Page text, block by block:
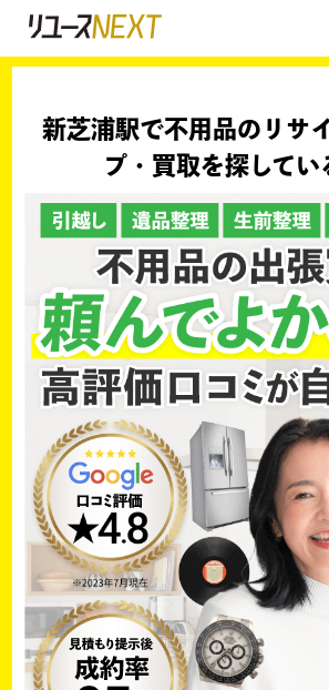
新芝浦駅で不用品のリサ
プ・買取を探してい